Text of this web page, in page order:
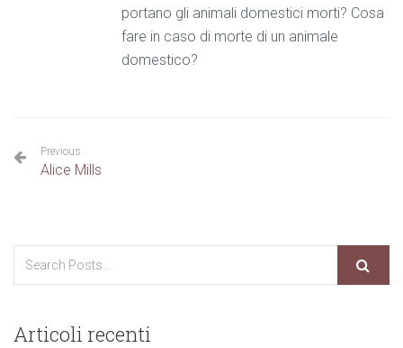
portano gli animali domestici morti? Cosa
fare in caso di morte di un animale
domestico?
Previous
Alice Mills
Articoli recenti